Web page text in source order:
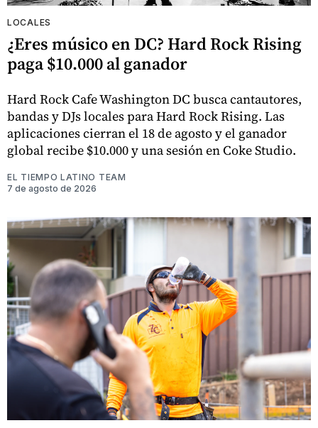
LOCALES
¿Eres músico en DC? Hard Rock Rising
paga $10.000 al ganador
Hard Rock Cafe Washington DC busca cantautores,
bandas y DJs locales para Hard Rock Rising. Las
aplicaciones cierran el 18 de agosto y el ganador
global recibe $10.000 y una sesión en Coke Studio.
EL TIEMPO LATINO TEAM
7 de agosto de 2026